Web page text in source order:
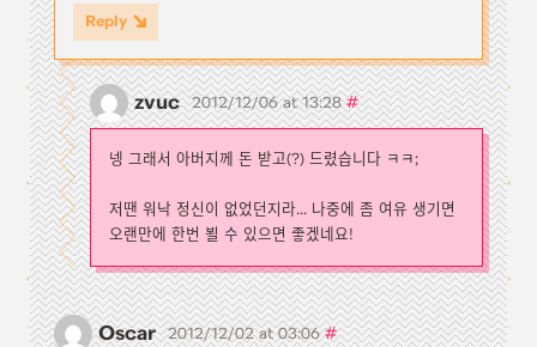
Reply
zvuc 2012/12/06 at 13:28#
넹 그래서 아버지께 돈 받고(?) 드렸습니다 ㅋㅋ;
저땐 워낙 정신이 없었던지라... 나중에 좀 여유 생기면
오랜만에 한번 뵐 수 있으면 좋겠네요!
Oscar 2012/12/02 at 03:06#